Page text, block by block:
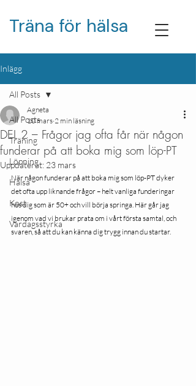
Träna för hälsa
Inlägg
All Posts
Träning
Löpning
Hälsa
Kost
Vardagsstyrka
All Posts
DEL 2 – Frågor jag ofta får när någon
funderar på att boka mig som löp-PT
Agneta
10 mars 2 min läsning
Uppdaterat: 23 mars
När någon funderar på att boka mig som löp-PT dyker
det ofta upp liknande frågor – helt vanliga funderingar
hos dig som är 50+ och vill börja springa. Här går jag
igenom vad vi brukar prata om i vårt första samtal, och
svaren, så att du kan känna dig trygg innan du startar.